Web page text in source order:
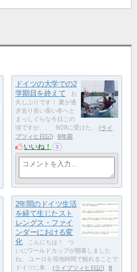
ドイツの大学での2
学期目を終えて
お
久しぶりです！ 夏が過
ぎ去り長い長い冬へと
まっしぐらな今日この
頃ですが、、 9/28に受けた…
ライ
プツィヒ日記
8年前
いいね！ 3
2年間のドイツ生活
を経て生じたスト
レングス・ファイ
ンダーにおける変
化
こんにちは！ つ
いにワールドカップが開幕しました
ね。 ユーロを現地時間で観れることで
ドイツに来…
ライプツィヒ日記
8